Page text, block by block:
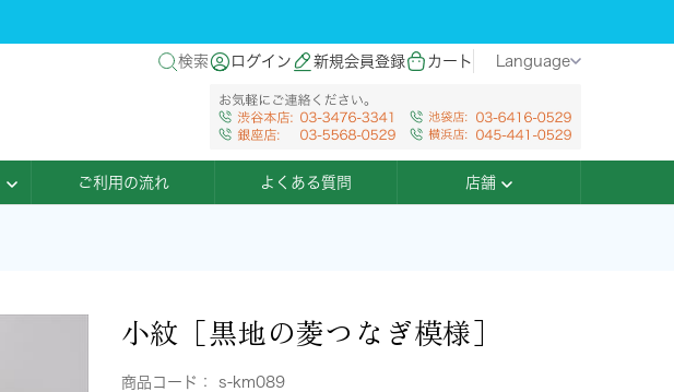
検索 ログイン 新規会員登録 カート Language
ご利用の流れ よくある質問 店舗
小紋［黒地の菱つなぎ模様］
商品コード： s-km089